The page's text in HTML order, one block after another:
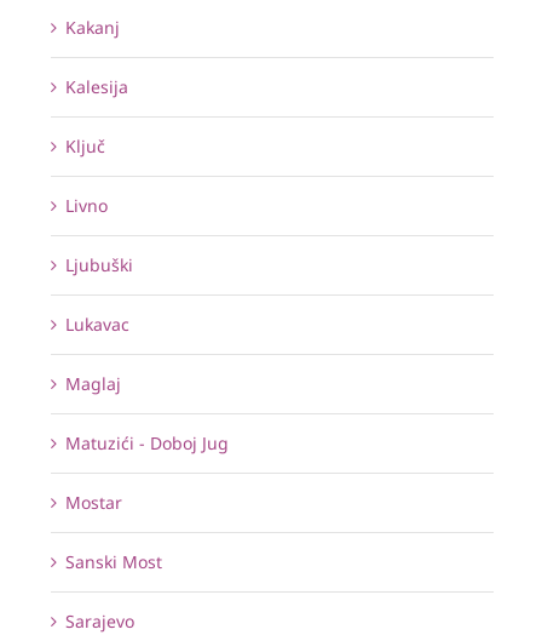
Kakanj
Kalesija
Ključ
Livno
Ljubuški
Lukavac
Maglaj
Matuzići - Doboj Jug
Mostar
Sanski Most
Sarajevo